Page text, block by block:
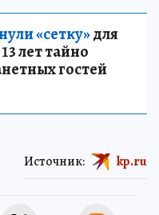
«сетку»для
лет тайно
гостей
Источник: kp.ru